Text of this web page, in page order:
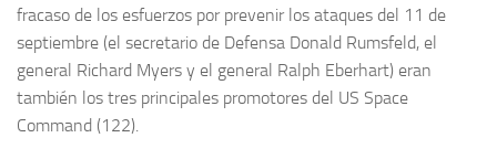
fracaso de los esfuerzos por prevenir los ataques del 11 de
septiembre (el secretario de Defensa Donald Rumsfeld, el
general Richard Myers y el general Ralph Eberhart) eran
también los tres principales promotores del US Space
Command (122).